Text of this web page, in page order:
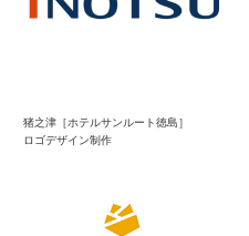
猪之津［ホテルサンルート徳島］
ロゴデザイン制作